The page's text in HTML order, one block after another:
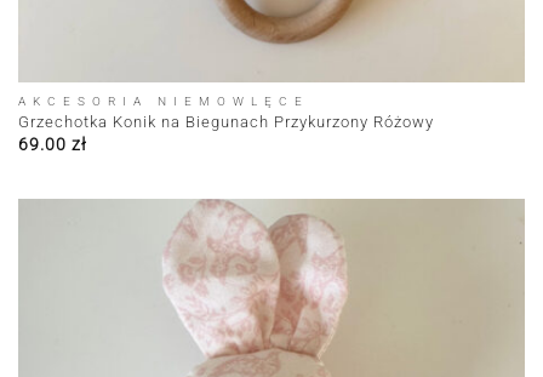
AKCESORIA NIEMOWLĘCE
Grzechotka Konik na Biegunach Przykurzony Różowy
69.00 zł